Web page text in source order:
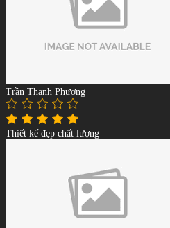
Trần Thanh Phương
Thiết kế đẹp chất lượng